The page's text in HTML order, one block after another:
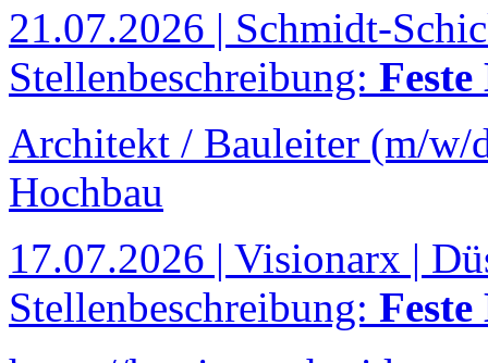
21.07.2026 | Schmidt-
Stellenbeschreibung:
Architekt / Bauleiter (m/w/
Hochbau
17.07.2026 | Visionarx |
Stellenbeschreibung: